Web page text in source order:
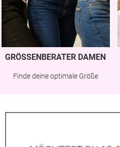
GRÖSSENBERATER DAMEN
Finde deine optimale Größe